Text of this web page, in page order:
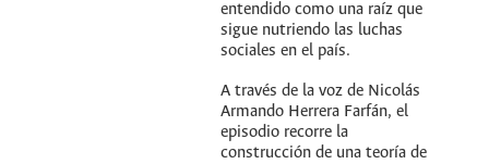
entendido como una raíz que
sigue nutriendo las luchas
sociales en el país.
A través de la voz de Nicolás
Armando Herrera Farfán, el
episodio recorre la
construcción de una teoría de